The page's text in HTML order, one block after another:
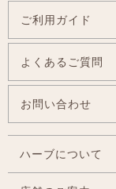
ご利用ガイド
よくあるご質問
お問い合わせ
ハーブについて